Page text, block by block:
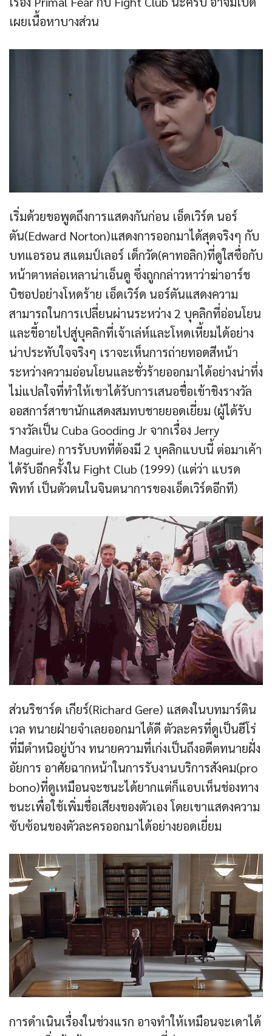
เผยเนื้อหาบางส่วน
เริ่มด้วยขอพูดถึงการแสดงกันก่อน เอ็ดเวิร์ด นอร์
ตัน(Edward Norton)แสดงการออกมาได้สุดจริงๆ กับ
บทแอรอน สแตมป์เลอร์ เด็กวัด(คาทอลิก)ที่ดูใสซื่อกับ
หน้าตาหล่อเหลาน่าเอ็นดู ซึ่งถูกกล่าวหาว่าฆ่าอาร์ช
บิชอปอย่างโหดร้าย เอ็ดเวิร์ด นอร์ตันแสดงความ
สามารถในการเปลี่ยนผ่านระหว่าง 2 บุคลิกที่อ่อนโยน
และขี้อายไปสู่บุคลิกที่เจ้าเล่ห์และโหดเหี้ยมได้อย่าง
น่าประทับใจจริงๆ เราจะเห็นการถ่ายทอดสีหน้า
ระหว่างความอ่อนโยนและชั่วร้ายออกมาได้อย่างน่าทึ่ง
ไม่แปลใจที่ทำให้เขาได้รับการเสนอชื่อเข้าชิงรางวัล
ออสการ์สาขานักแสดงสมทบชายยอดเยี่ยม (ผู้ได้รับ
รางวัลเป็น Cuba Gooding Jr จากเรื่อง Jerry
Maguire) การรับบทที่ต้องมี 2 บุคลิกแบบนี้ ต่อมาเค้า
ได้รับอีกครั้งใน Fight Club (1999) (แต่ว่า แบรด
พิทท์ เป็นตัวตนในจินตนาการของเอ็ดเวิร์ดอีกที)
ส่วนริชาร์ด เกียร์(Richard Gere) แสดงในบทมาร์ติน
เวล ทนายฝ่ายจำเลยออกมาได้ดี ตัวละครที่ดูเป็นฮีโร่
ที่มีตำหนิอยู่บ้าง ทนายความที่เก่งเป็นถึงอดีตทนายฝั่ง
อัยการ อาศัยฉากหน้าในการรับงานบริการสังคม(pro
bono)ที่ดูเหมือนจะชนะได้ยากแต่ก็แอบเห็นช่องทาง
ชนะเพื่อใช้เพิ่มชื่อเสียงของตัวเอง โดยเขาแสดงความ
ซับซ้อนของตัวละครออกมาได้อย่างยอดเยี่ยม
การดำเนินเรื่องในช่วงแรก อาจทำให้เหมือนจะเดาได้